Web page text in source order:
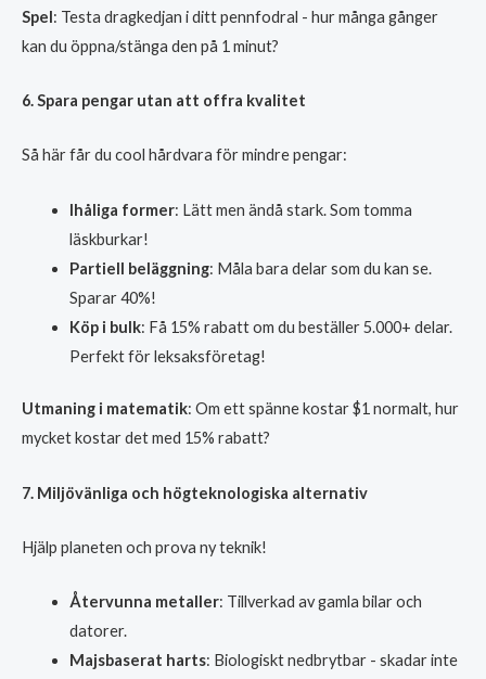
Spel: Testa dragkedjan i ditt pennfodral - hur många gånger
kan du öppna/stänga den på 1 minut?
6. Spara pengar utan att offra kvalitet
Så här får du cool hårdvara för mindre pengar:
Ihåliga former: Lätt men ändå stark. Som tomma
läskburkar!
Partiell beläggning: Måla bara delar som du kan se.
Sparar 40%!
Köp i bulk: Få 15% rabatt om du beställer 5.000+ delar.
Perfekt för leksaksföretag!
Utmaning i matematik: Om ett spänne kostar $1 normalt, hur
mycket kostar det med 15% rabatt?
7. Miljövänliga och högteknologiska alternativ
Hjälp planeten och prova ny teknik!
Återvunna metaller: Tillverkad av gamla bilar och
datorer.
Majsbaserat harts: Biologiskt nedbrytbar - skadar inte